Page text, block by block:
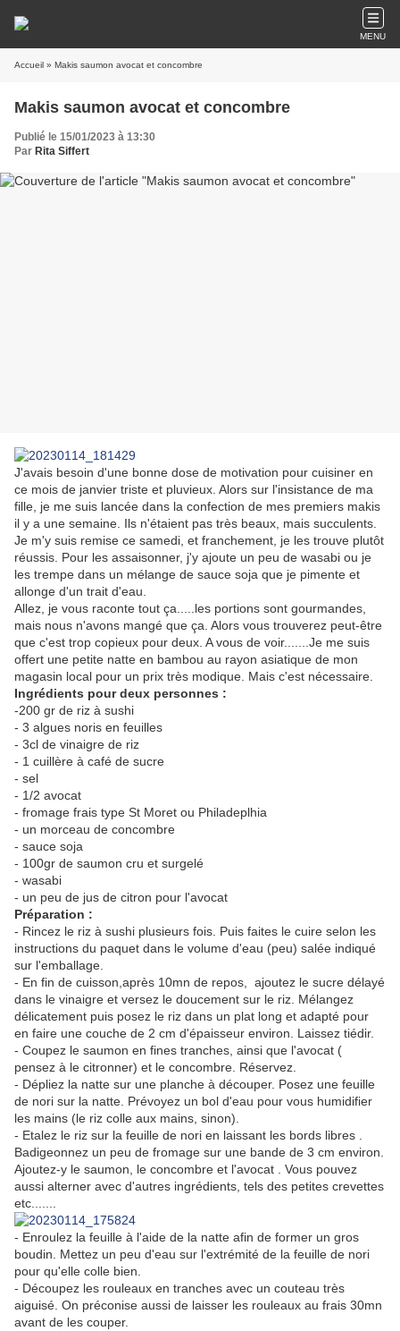
MENU
Accueil » Makis saumon avocat et concombre
Makis saumon avocat et concombre
Publié le 15/01/2023 à 13:30
Par Rita Siffert
J'avais besoin d'une bonne dose de motivation pour cuisiner en
ce mois de janvier triste et pluvieux. Alors sur l'insistance de ma
fille, je me suis lancée dans la confection de mes premiers makis
il y a une semaine. Ils n'étaient pas très beaux, mais succulents.
Je m'y suis remise ce samedi, et franchement, je les trouve plutôt
réussis. Pour les assaisonner, j'y ajoute un peu de wasabi ou je
les trempe dans un mélange de sauce soja que je pimente et
allonge d'un trait d'eau.
Allez, je vous raconte tout ça.....les portions sont gourmandes,
mais nous n'avons mangé que ça. Alors vous trouverez peut-être
que c'est trop copieux pour deux. A vous de voir.......Je me suis
offert une petite natte en bambou au rayon asiatique de mon
magasin local pour un prix très modique. Mais c'est nécessaire.
Ingrédients pour deux personnes :
-200 gr de riz à sushi
- 3 algues noris en feuilles
- 3cl de vinaigre de riz
- 1 cuillère à café de sucre
- sel
- 1/2 avocat
- fromage frais type St Moret ou Philadeplhia
- un morceau de concombre
- sauce soja
- 100gr de saumon cru et surgelé
- wasabi
- un peu de jus de citron pour l'avocat
Préparation :
- Rincez le riz à sushi plusieurs fois. Puis faites le cuire selon les
instructions du paquet dans le volume d'eau (peu) salée indiqué
sur l'emballage.
- En fin de cuisson,après 10mn de repos, ajoutez le sucre délayé
dans le vinaigre et versez le doucement sur le riz. Mélangez
délicatement puis posez le riz dans un plat long et adapté pour
en faire une couche de 2 cm d'épaisseur environ. Laissez tiédir.
- Coupez le saumon en fines tranches, ainsi que l'avocat (
pensez à le citronner) et le concombre. Réservez.
- Dépliez la natte sur une planche à découper. Posez une feuille
de nori sur la natte. Prévoyez un bol d'eau pour vous humidifier
les mains (le riz colle aux mains, sinon).
- Etalez le riz sur la feuille de nori en laissant les bords libres .
Badigeonnez un peu de fromage sur une bande de 3 cm environ.
Ajoutez-y le saumon, le concombre et l'avocat . Vous pouvez
aussi alterner avec d'autres ingrédients, tels des petites crevettes
etc.......
- Enroulez la feuille à l'aide de la natte afin de former un gros
boudin. Mettez un peu d'eau sur l'extrémité de la feuille de nori
pour qu'elle colle bien.
- Découpez les rouleaux en tranches avec un couteau très
aiguisé. On préconise aussi de laisser les rouleaux au frais 30mn
avant de les couper.